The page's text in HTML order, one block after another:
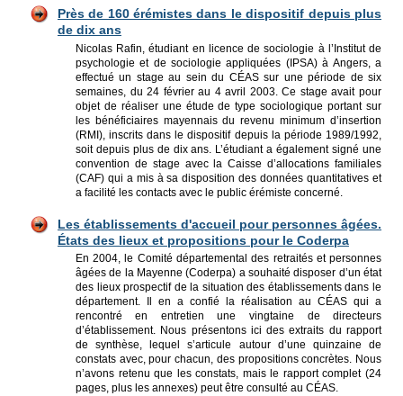
Près de 160 érémistes dans le dispositif depuis plus
de dix ans
Nicolas Rafin, étudiant en licence de sociologie à l’Institut de
psychologie et de sociologie appliquées (IPSA) à Angers, a
effectué un stage au sein du CÉAS sur une période de six
semaines, du 24 février au 4 avril 2003. Ce stage avait pour
objet de réaliser une étude de type sociologique portant sur
les bénéficiaires mayennais du revenu minimum d’insertion
(RMI), inscrits dans le dispositif depuis la période 1989/1992,
soit depuis plus de dix ans. L’étudiant a également signé une
convention de stage avec la Caisse d’allocations familiales
(CAF) qui a mis à sa disposition des données quantitatives et
a facilité les contacts avec le public érémiste concerné.
Les établissements d'accueil pour personnes âgées.
États des lieux et propositions pour le Coderpa
En 2004, le Comité départemental des retraités et personnes
âgées de la Mayenne (Coderpa) a souhaité disposer d’un état
des lieux prospectif de la situation des établissements dans le
département. Il en a confié la réalisation au CÉAS qui a
rencontré en entretien une vingtaine de directeurs
d’établissement. Nous présentons ici des extraits du rapport
de synthèse, lequel s’articule autour d’une quinzaine de
constats avec, pour chacun, des propositions concrètes. Nous
n’avons retenu que les constats, mais le rapport complet (24
pages, plus les annexes) peut être consulté au CÉAS.